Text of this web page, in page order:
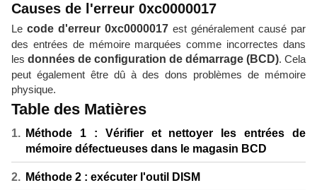
Causes de l'erreur 0xc0000017
Le code d'erreur 0xc0000017 est généralement causé par
des entrées de mémoire marquées comme incorrectes dans
les données de configuration de démarrage (BCD). Cela
peut également être dû à des dons problèmes de mémoire
physique.
Table des Matières
Méthode 1 : Vérifier et nettoyer les entrées de
mémoire défectueuses dans le magasin BCD
Méthode 2 : exécuter l'outil DISM